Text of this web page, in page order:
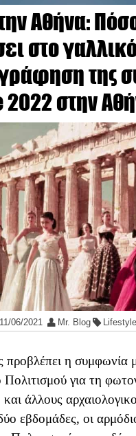
Αθήνα:
στο
της
2022 στην
11/06/2021 Mr. Blog Lifestyle
προβλέπει η συμφωνία
Πολιτισμού για τη
άλλους
εβδομάδες, οι